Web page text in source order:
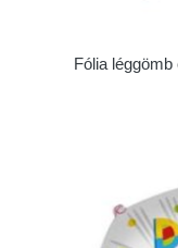
Fólia